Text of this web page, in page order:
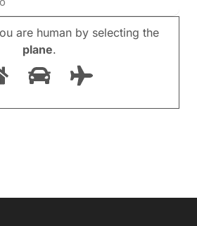
are human by selecting the
plane.